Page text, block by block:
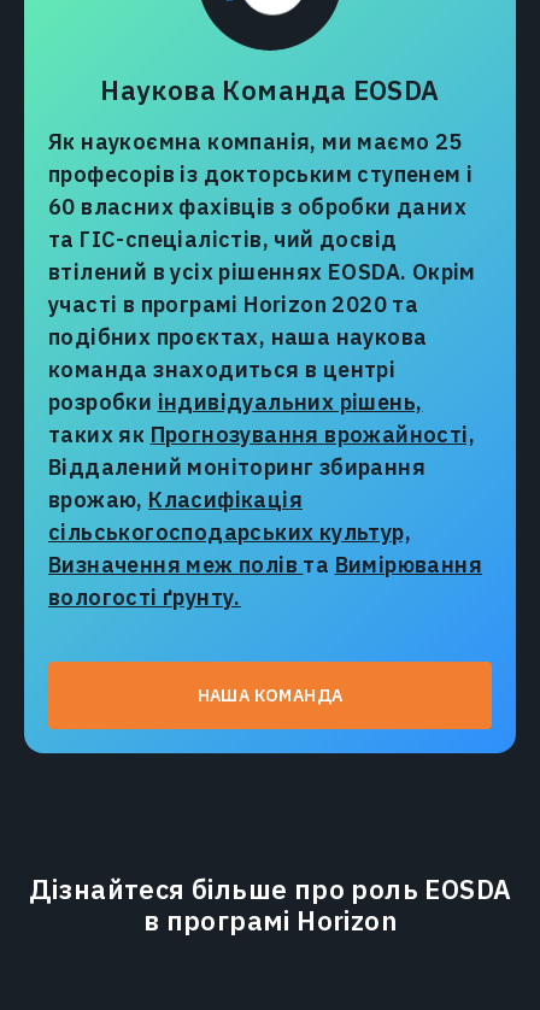
Наукова Команда EOSDA
Як наукоємна компанія, ми маємо 25
професорів із докторським ступенем і
60 власних фахівців з обробки даних
та ГІС-спеціалістів, чий досвід
втілений в усіх рішеннях EOSDA. Окрім
участі в програмі Horizon 2020 та
подібних проєктах, наша наукова
команда знаходиться в центрі
розробки індивідуальних рішень,
таких як Прогнозування врожайності,
Віддалений моніторинг збирання
врожаю, Класифікація
сільськогосподарських культур,
Визначення меж полів та Вимірювання
вологості ґрунту.
НАША КОМАНДА
Дізнайтеся більше про роль EOSDA
в програмі Horizon